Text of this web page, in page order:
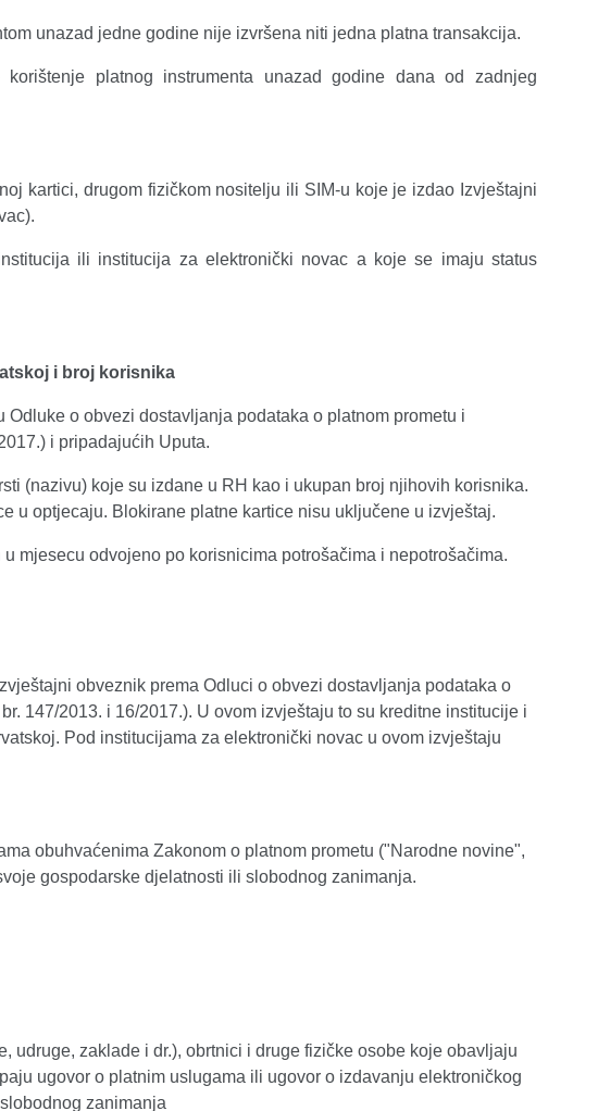
unazad jedne godine nije izvršena niti jedna platna transakcija.
platnog instrumenta unazad godine dana od zadnjeg
kartici, drugom fizičkom nositelju ili SIM-u koje je izdao Izvještajni
ili institucija za elektronički novac a koje se imaju status
i broj korisnika
o obvezi dostavljanja podataka o platnom prometu i
i pripadajućih Uputa.
(nazivu) koje su izdane u RH kao i ukupan broj njihovih korisnika.
u optjecaju. Blokirane platne kartice nisu uključene u izvještaj.
mjesecu odvojeno po korisnicima potrošačima i nepotrošačima.
obveznik prema Odluci o obvezi dostavljanja podataka o
147/2013. i 16/2017.). U ovom izvještaju to su kreditne institucije i
Pod institucijama za elektronički novac u ovom izvještaju
obuhvaćenima Zakonom o platnom prometu ("Narodne novine",
gospodarske djelatnosti ili slobodnog zanimanja.
udruge, zaklade i dr.), obrtnici i druge fizičke osobe koje obavljaju
ugovor o platnim uslugama ili ugovor o izdavanju elektroničkog
zanimanja